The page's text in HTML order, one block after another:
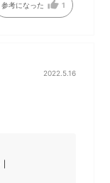
参考になった 1
2022.5.16